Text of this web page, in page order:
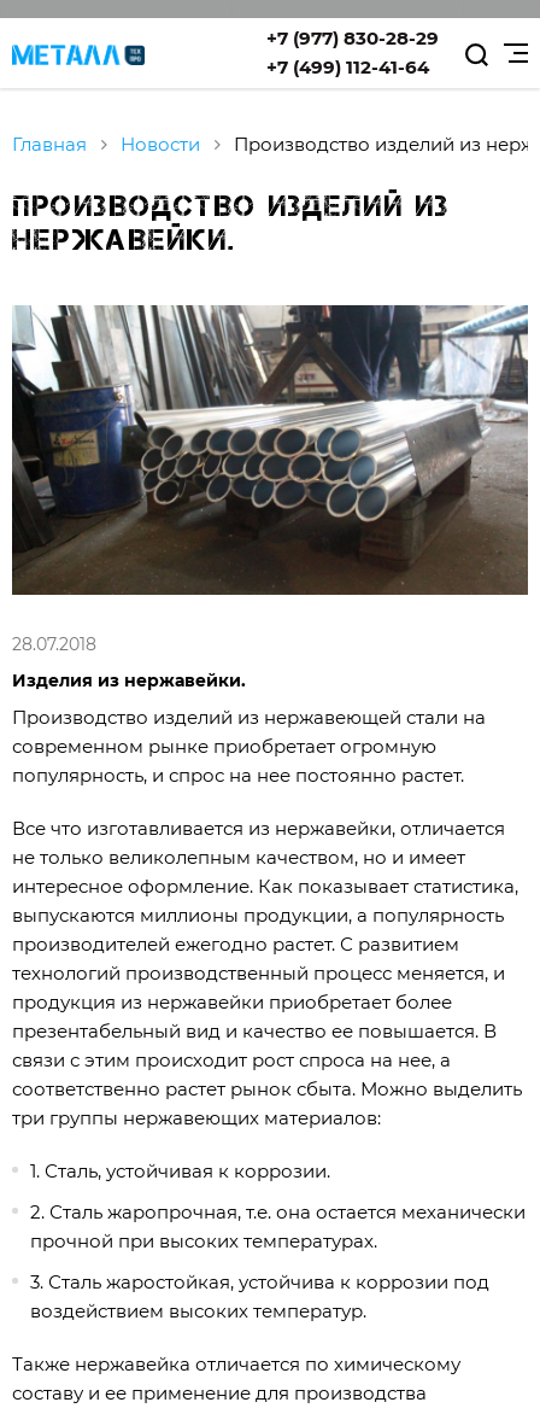
+7 (977) 830-28-29
+7 (499) 112-41-64
Главная Новости Производство изделий из
Производство изделий из
нержавейки.
28.07.2018
Изделия из нержавейки.
Производство изделий из нержавеющей стали на
современном рынке приобретает огромную
популярность, и спрос на нее постоянно растет.
Все что изготавливается из нержавейки, отличается
не только великолепным качеством, но и имеет
интересное оформление. Как показывает статистика,
выпускаются миллионы продукции, а популярность
производителей ежегодно растет. С развитием
технологий производственный процесс меняется, и
продукция из нержавейки приобретает более
презентабельный вид и качество ее повышается. В
связи с этим происходит рост спроса на нее, а
соответственно растет рынок сбыта. Можно выделить
три группы нержавеющих материалов:
1. Сталь, устойчивая к коррозии.
2. Сталь жаропрочная, т.е. она остается механически
прочной при высоких температурах.
3. Сталь жаростойкая, устойчива к коррозии под
воздействием высоких температур.
Также нержавейка отличается по химическому
составу и ее применение для производства